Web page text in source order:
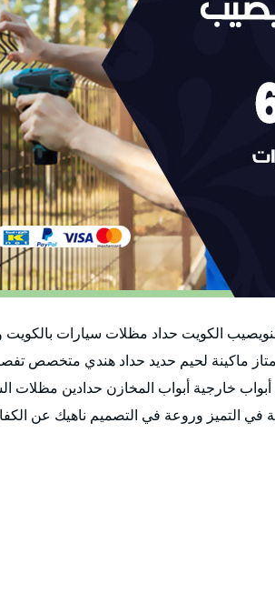
الكويت حداد مظلات سيارات بالكويت
ماكينة لحيم حديد حداد هندي متخصص
خارجية أبواب المخازن حدادين مظلات
التميز وروعة في التصميم ناهيك عن